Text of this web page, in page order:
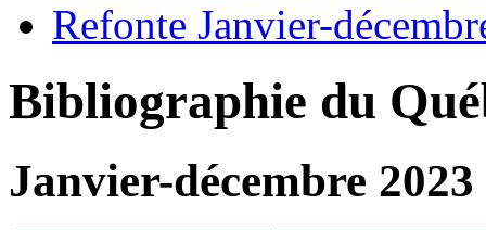
Refonte Janvier-
Bibliographie du
Janvier-décembre 2023